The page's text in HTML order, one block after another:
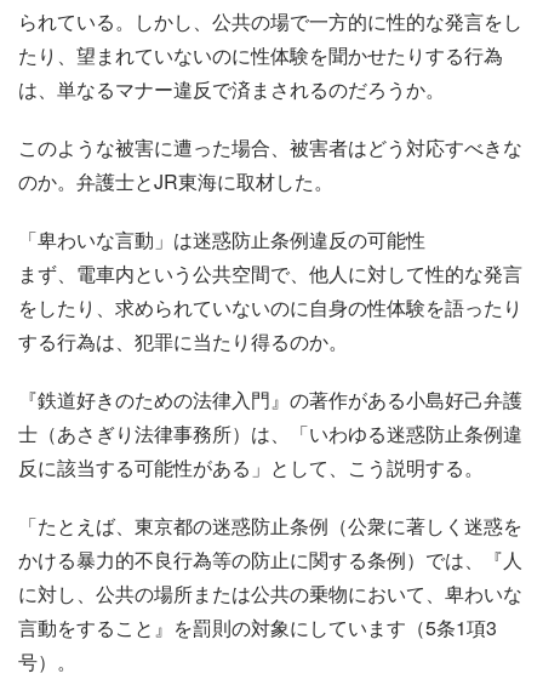
られている。しかし、公共の場で一方的に性的な発言をし
たり、望まれていないのに性体験を聞かせたりする行為
は、単なるマナー違反で済まされるのだろうか。
このような被害に遭った場合、被害者はどう対応すべきな
のか。弁護士とJR東海に取材した。
「卑わいな言動」は迷惑防止条例違反の可能性
まず、電車内という公共空間で、他人に対して性的な発言
をしたり、求められていないのに自身の性体験を語ったり
する行為は、犯罪に当たり得るのか。
『鉄道好きのための法律入門』の著作がある小島好己弁護
士（あさぎり法律事務所）は、「いわゆる迷惑防止条例違
反に該当する可能性がある」として、こう説明する。
「たとえば、東京都の迷惑防止条例（公衆に著しく迷惑を
かける暴力的不良行為等の防止に関する条例）では、『人
に対し、公共の場所または公共の乗物において、卑わいな
言動をすること』を罰則の対象にしています（5条1項3
号）。